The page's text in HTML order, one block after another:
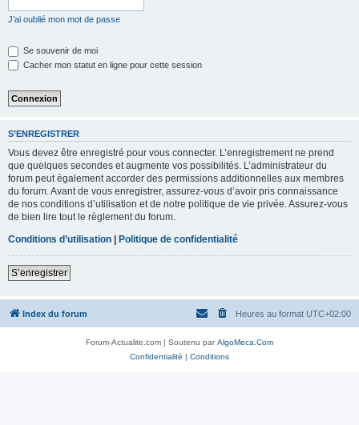
J’ai oublié mon mot de passe
Se souvenir de moi
Cacher mon statut en ligne pour cette session
S’ENREGISTRER
Vous devez être enregistré pour vous connecter. L’enregistrement ne prend
que quelques secondes et augmente vos possibilités. L’administrateur du
forum peut également accorder des permissions additionnelles aux membres
du forum. Avant de vous enregistrer, assurez-vous d’avoir pris connaissance
de nos conditions d’utilisation et de notre politique de vie privée. Assurez-vous
de bien lire tout le règlement du forum.
Conditions d’utilisation | Politique de confidentialité
S’enregistrer
Index du forum Heures au format UTC+02:00
Forum-Actualite.com | Soutenu parAlgoMeca.Com
Confidentialité | Conditions